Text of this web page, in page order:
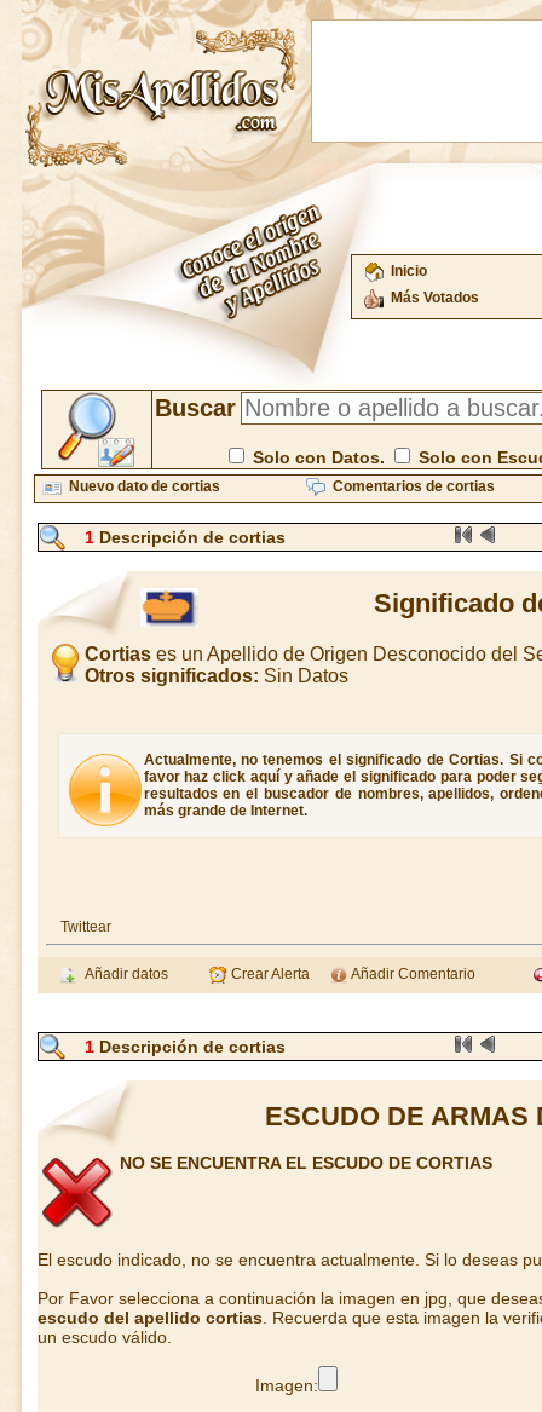
Inicio
Más Votados
Buscar
Solo con Datos. Solo con
Nuevo dato de cortias Comentarios de cortias
1 Descripción de cortias
Significado
Cortiases un Apellido de Origen Desconocido del
Otros significados: Sin Datos
Actualmente, no tenemos el significado de Cortias. Si
favor haz click aquí y añade el significado para poder
resultados en el buscador de nombres, apellidos,
más grande de Internet.
Twittear
Añadir datos Crear Alerta Añadir Comentario
1 Descripción de cortias
ESCUDO DE ARMAS
NO SE ENCUENTRA EL ESCUDO DE CORTIAS
El escudo indicado, no se encuentra actualmente. Si lo deseas
Por Favor selecciona a continuación la imagen en jpg, que
escudo del apellido cortias . Recuerda que esta imagen la
un escudo válido.
Imagen: